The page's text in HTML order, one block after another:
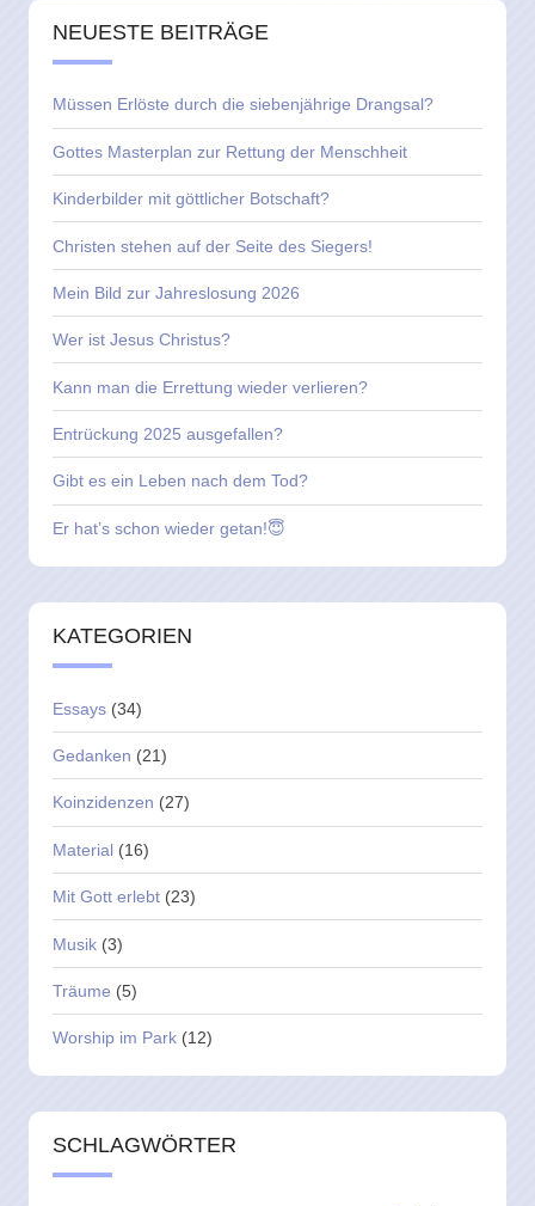
NEUESTE BEITRÄGE
Müssen Erlöste durch die siebenjährige Drangsal?
Gottes Masterplan zur Rettung der Menschheit
Kinderbilder mit göttlicher Botschaft?
Christen stehen auf der Seite des Siegers!
Mein Bild zur Jahreslosung 2026
Wer ist Jesus Christus?
Kann man die Errettung wieder verlieren?
Entrückung 2025 ausgefallen?
Gibt es ein Leben nach dem Tod?
Er hat’s schon wieder getan!😇
KATEGORIEN
Essays (34)
Gedanken (21)
Koinzidenzen (27)
Material (16)
Mit Gott erlebt (23)
Musik (3)
Träume (5)
Worship im Park (12)
SCHLAGWÖRTER